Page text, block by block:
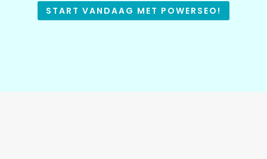
START VANDAAG MET POWERSEO!